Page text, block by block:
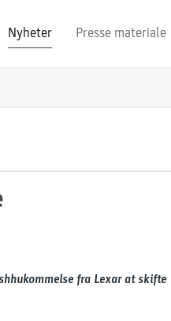
Nyheter Presse materiale
fra Lexar at skifte